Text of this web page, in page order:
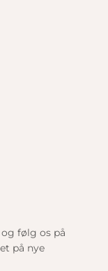
følg os på
på nye